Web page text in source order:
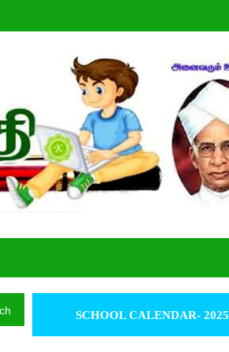
SCHOOL CALENDAR- 2025